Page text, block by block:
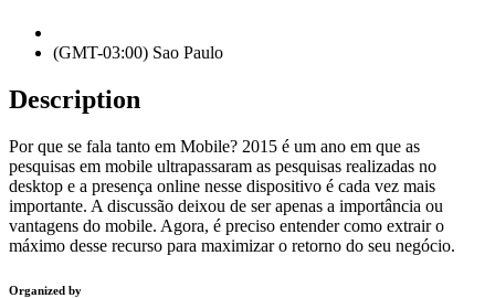
(GMT-03:00) Sao Paulo
Description
Por que se fala tanto em Mobile? 2015 é um ano em que as
pesquisas em mobile ultrapassaram as pesquisas realizadas no
desktop e a presença online nesse dispositivo é cada vez mais
importante. A discussão deixou de ser apenas a importância ou
vantagens do mobile. Agora, é preciso entender como extrair o
máximo desse recurso para maximizar o retorno do seu negócio.
Organized by